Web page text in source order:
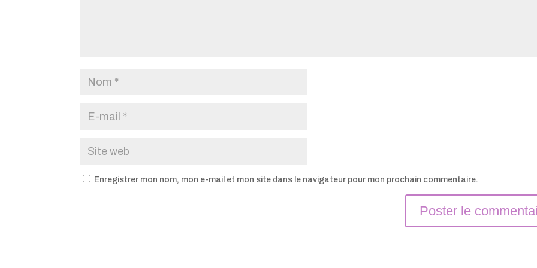
Enregistrer mon nom, mon e-mail et mon site dans le navigateur pour mon prochain commentaire.